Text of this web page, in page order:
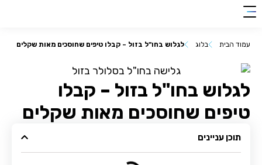
click
here
עמוד הבית בלוג לגלוש בחו"ל בזול – קבלו טיפים שחוסכים מאות שקלים
לגלוש בחו"ל בזול – קבלו
טיפים שחוסכים מאות שקלים
תוכן עניינים